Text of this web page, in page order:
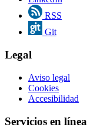
RSS
Git
Legal
Aviso legal
Cookies
Accesibilidad
Servicios en línea